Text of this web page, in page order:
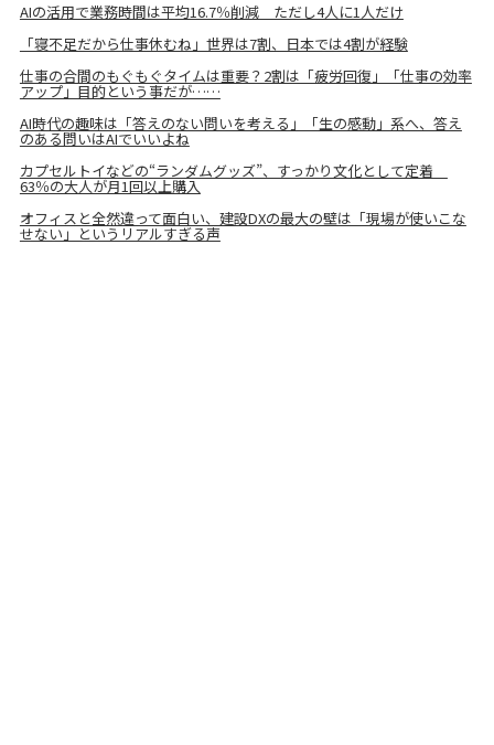
AIの活用で業務時間は平均16.7％削減 ただし4人に1人だけ
「寝不足だから仕事休むね」世界は7割、日本では4割が経験
仕事の合間のもぐもぐタイムは重要？2割は「疲労回復」「仕事の効率
アップ」目的という事だが……
AI時代の趣味は「答えのない問いを考える」「生の感動」系へ、答え
のある問いはAIでいいよね
カプセルトイなどの“ランダムグッズ”、すっかり文化として定着
63％の大人が月1回以上購入
オフィスと全然違って面白い、建設DXの最大の壁は「現場が使いこな
せない」というリアルすぎる声